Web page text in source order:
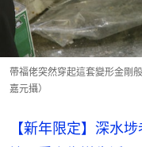
帶福佬突然穿起這套變形金剛
嘉元攝）
【新年限定】深水